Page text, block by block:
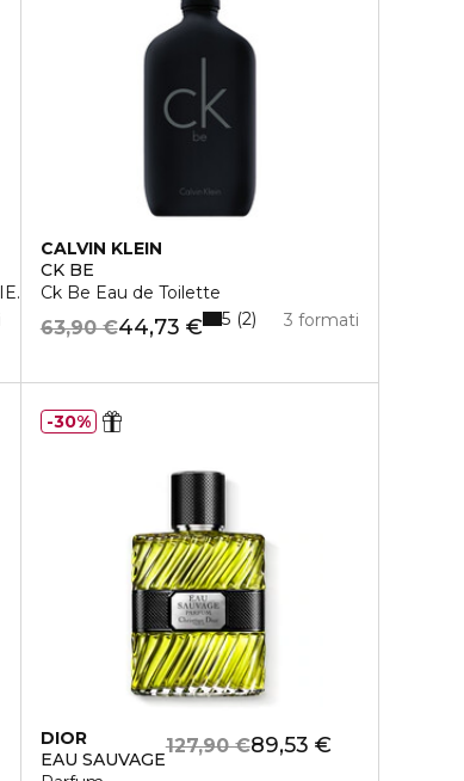
SPF15
CALVIN KLEIN
CK BE
Ck Be Eau de Toilette
44,73 €
63,90 € 3 formati
5 2
DIOR
EAU SAUVAGE
89,53 €
127,90 €
30%